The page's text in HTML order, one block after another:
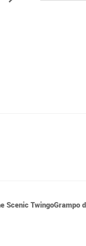
Scenic TwingoGrampo